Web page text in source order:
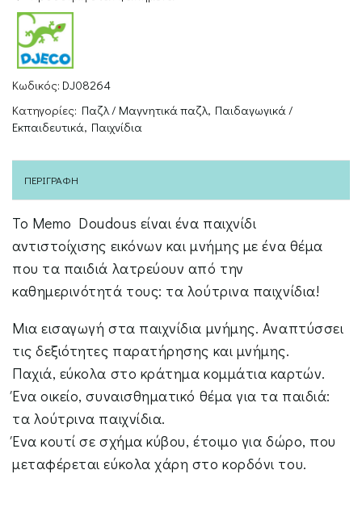
Animals
ποσότητα
Κωδικός: DJ08264
Κατηγορίες: Παζλ / Μαγνητικά παζλ, Παιδαγωγικά /
Εκπαιδευτικά, Παιχνίδια
ΠΕΡΙΓΡΑΦΉ
Το Memo Doudous είναι ένα παιχνίδι
αντιστοίχισης εικόνων και μνήμης με ένα θέμα
που τα παιδιά λατρεύουν από την
καθημερινότητά τους: τα λούτρινα παιχνίδια!
Μια εισαγωγή στα παιχνίδια μνήμης. Αναπτύσσει
τις δεξιότητες παρατήρησης και μνήμης.
Παχιά, εύκολα στο κράτημα κομμάτια καρτών.
Ένα οικείο, συναισθηματικό θέμα για τα παιδιά:
τα λούτρινα παιχνίδια.
Ένα κουτί σε σχήμα κύβου, έτοιμο για δώρο, που
μεταφέρεται εύκολα χάρη στο κορδόνι του.